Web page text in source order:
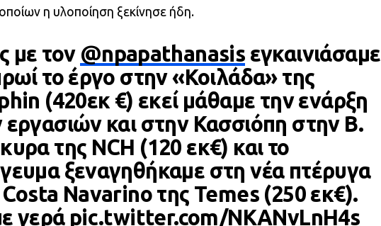
η υλοποίηση ξεκίνησε ήδη.
με τον @npapathanasis εγκαινιάσαμε
το έργο στην «Κοιλάδα» της
(420εκ €) εκεί μάθαμε την ενάρξη
και στην Κασσιόπη στην Β.
της NCH (120 εκ€) και το
ξεναγηθήκαμε στη νέα πτέρυγα
Navarino της Temes (250 εκ€).
γερά pic.twitter.com/NKANvLnH4s